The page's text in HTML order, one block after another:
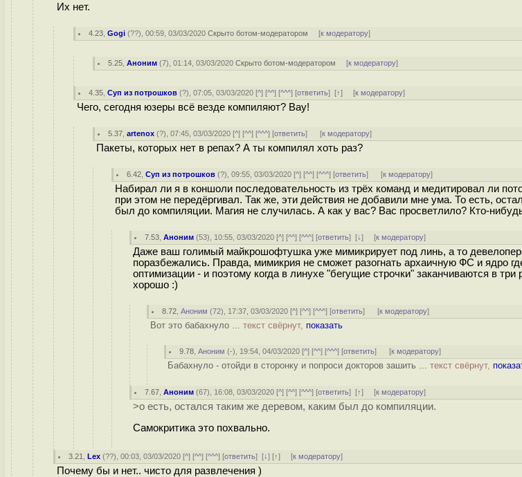
Их нет.
4.23 ,Gogi (??), 00:59, 03/03/2020Скрыто ботом-модератором [к модератору]
5.25 ,Аноним (7), 01:14, 03/03/2020Скрыто ботом-модератором [к модератору]
4.35 ,Суп из потрошков (?), 07:05, 03/03/2020 [^] [^^] [^^^] [ответить][↑] [к модератору]
Чего, сегодня юзеры всё везде компиляют? Вау!
5.37 ,artenox (?), 07:45, 03/03/2020 [^] [^^] [^^^] [ответить] [к модератору]
Пакеты, которых нет в репах? А ты компилял хоть раз?
6.42 ,Суп из потрошков (?), 09:55, 03/03/2020 [^] [^^] [^^^] [ответить] [к модератору]
Набирал ли я в коншоли последовательность из трёх команд и медитировал ли
при этом не передёргивал. Так же, эти действия не добавили мне ума. То есть,
был до компиляции. Магия не случилась. А как у вас? Вас просветлило? Кто-
7.53 ,Аноним (53), 10:55, 03/03/2020 [^] [^^] [^^^] [ответить][↓] [к модератору]
Даже ваш голимый майкрошофтушка уже мимикрирует под линь, а то
поразбежались. Правда, мимикрия не сможет разогнать архаичную ФС и ядро
оптимизации - и поэтому когда в линухе "бегущие строчки" заканчиваются в три
хорошо :)
8.72 ,Аноним (72), 17:37, 03/03/2020 [^] [^^] [^^^] [ответить] [к модератору]
Вот это бабахнуло ... текст свёрнут, показать
9.78 ,Аноним (-), 19:54, 04/03/2020 [^] [^^] [^^^] [ответить] [к модератору]
Бабахнуло - отойди в сторонку и попроси докторов зашить ... текст свёрнут,
7.67 ,Аноним (67), 16:08, 03/03/2020 [^] [^^] [^^^] [ответить][↑] [к модератору]
>о есть, остался таким же деревом, каким был до компиляции.
Самокритика это похвально.
3.21 ,Lex (??), 00:03, 03/03/2020 [^] [^^] [^^^] [ответить][↓] [↑] [к модератору]
Почему бы и нет.. чисто для развлечения )